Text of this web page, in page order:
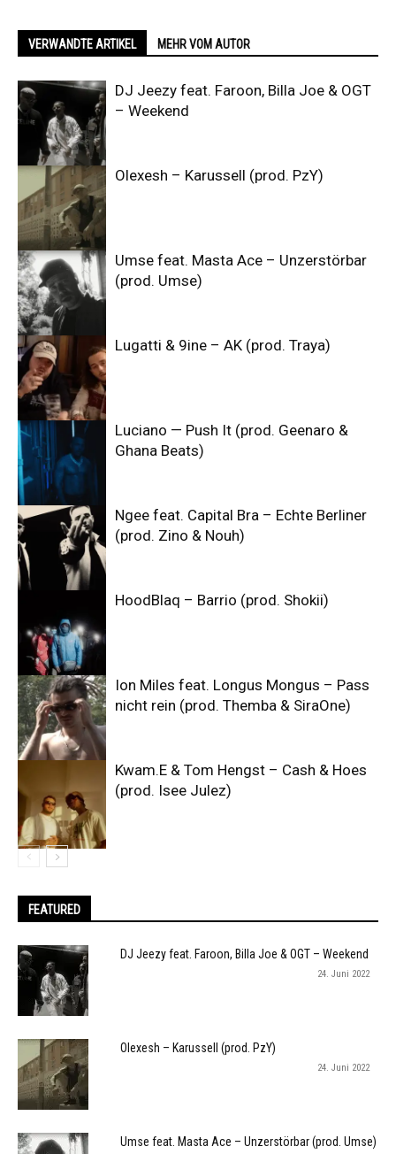
VERWANDTE ARTIKEL MEHR VOM AUTOR
DJ Jeezy feat. Faroon, Billa Joe & OGT
– Weekend
Olexesh – Karussell (prod. PzY)
Umse feat. Masta Ace – Unzerstörbar
(prod. Umse)
Lugatti & 9ine – AK (prod. Traya)
Luciano — Push It (prod. Geenaro &
Ghana Beats)
Ngee feat. Capital Bra – Echte Berliner
(prod. Zino & Nouh)
HoodBlaq – Barrio (prod. Shokii)
Ion Miles feat. Longus Mongus – Pass
nicht rein (prod. Themba & SiraOne)
Kwam.E & Tom Hengst – Cash & Hoes
(prod. Isee Julez)
FEATURED
DJ Jeezy feat. Faroon, Billa Joe & OGT – Weekend
24. Juni 2022
Olexesh – Karussell (prod. PzY)
24. Juni 2022
Umse feat. Masta Ace – Unzerstörbar (prod. Umse)